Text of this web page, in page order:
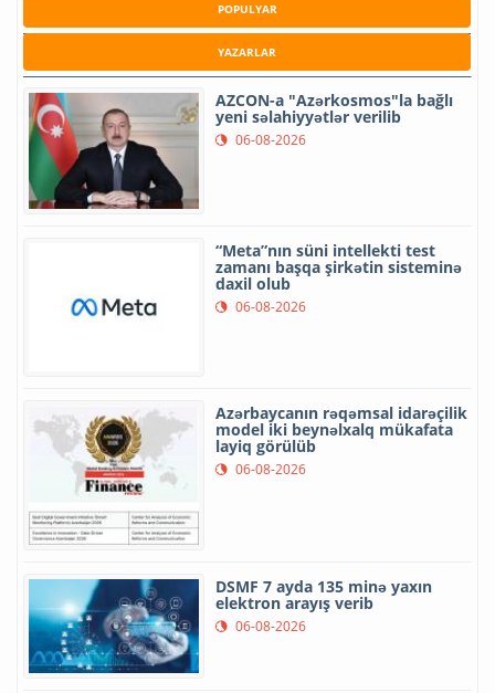
POPULYAR
YAZARLAR
AZCON-a "Azərkosmos"la bağlı
yeni səlahiyyətlər verilib
06-08-2026
“Meta”nın süni intellekti test
zamanı başqa şirkətin sisteminə
daxil olub
06-08-2026
Azərbaycanın rəqəmsal idarəçilik
model iki beynəlxalq mükafata
layiq görülüb
06-08-2026
DSMF 7 ayda 135 minə yaxın
elektron arayış verib
06-08-2026